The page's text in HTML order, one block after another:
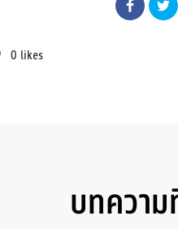
0 likes
บทความ